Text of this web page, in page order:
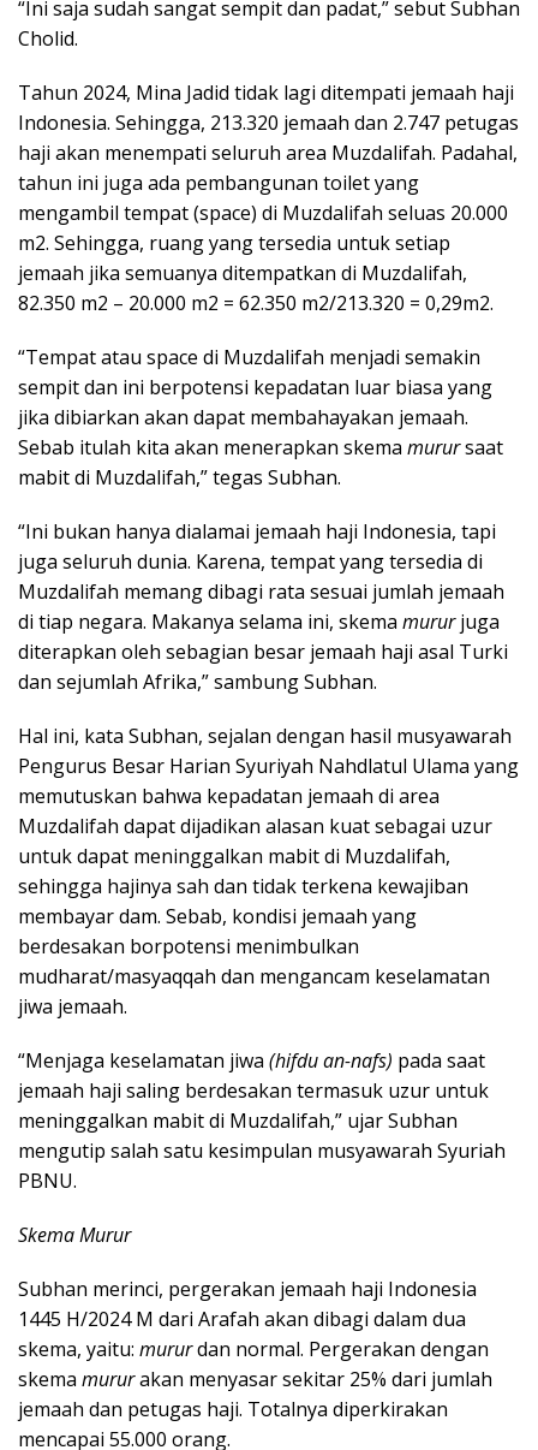
“Ini saja sudah sangat sempit dan padat,” sebut Subhan
Cholid.
Tahun 2024, Mina Jadid tidak lagi ditempati jemaah haji
Indonesia. Sehingga, 213.320 jemaah dan 2.747 petugas
haji akan menempati seluruh area Muzdalifah. Padahal,
tahun ini juga ada pembangunan toilet yang
mengambil tempat (space) di Muzdalifah seluas 20.000
m2. Sehingga, ruang yang tersedia untuk setiap
jemaah jika semuanya ditempatkan di Muzdalifah,
82.350 m2 – 20.000 m2 = 62.350 m2/213.320 = 0,29m2.
“Tempat atau space di Muzdalifah menjadi semakin
sempit dan ini berpotensi kepadatan luar biasa yang
jika dibiarkan akan dapat membahayakan jemaah.
Sebab itulah kita akan menerapkan skema murursaat
mabit di Muzdalifah,” tegas Subhan.
“Ini bukan hanya dialamai jemaah haji Indonesia, tapi
juga seluruh dunia. Karena, tempat yang tersedia di
Muzdalifah memang dibagi rata sesuai jumlah jemaah
di tiap negara. Makanya selama ini, skema mururjuga
diterapkan oleh sebagian besar jemaah haji asal Turki
dan sejumlah Afrika,” sambung Subhan.
Hal ini, kata Subhan, sejalan dengan hasil musyawarah
Pengurus Besar Harian Syuriyah Nahdlatul Ulama yang
memutuskan bahwa kepadatan jemaah di area
Muzdalifah dapat dijadikan alasan kuat sebagai uzur
untuk dapat meninggalkan mabit di Muzdalifah,
sehingga hajinya sah dan tidak terkena kewajiban
membayar dam. Sebab, kondisi jemaah yang
berdesakan borpotensi menimbulkan
mudharat/masyaqqah dan mengancam keselamatan
jiwa jemaah.
“Menjaga keselamatan jiwa (hifdu an-nafs) pada saat
jemaah haji saling berdesakan termasuk uzur untuk
meninggalkan mabit di Muzdalifah,” ujar Subhan
mengutip salah satu kesimpulan musyawarah Syuriah
PBNU.
Skema Murur
Subhan merinci, pergerakan jemaah haji Indonesia
1445 H/2024 M dari Arafah akan dibagi dalam dua
skema, yaitu: mururdan normal. Pergerakan dengan
skema mururakan menyasar sekitar 25% dari jumlah
jemaah dan petugas haji. Totalnya diperkirakan
mencapai 55.000 orang.